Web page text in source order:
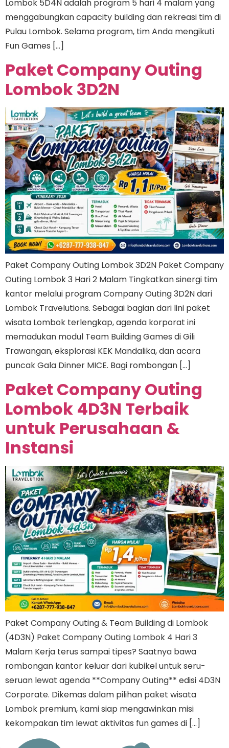
Lombok 5D4N adalah program 5 hari 4 malam yang
menggabungkan capacity building dan rekreasi tim di
Pulau Lombok. Selama program, tim Anda mengikuti
Fun Games […]
Paket Company Outing
Lombok 3D2N
Paket Company Outing Lombok 3D2N Paket Company
Outing Lombok 3 Hari 2 Malam Tingkatkan sinergi tim
kantor melalui program Company Outing 3D2N dari
Lombok Travelutions. Sebagai bagian dari lini paket
wisata Lombok terlengkap, agenda korporat ini
memadukan modul Team Building Games di Gili
Trawangan, eksplorasi KEK Mandalika, dan acara
puncak Gala Dinner MICE. Bagi rombongan […]
Paket Company Outing
Lombok 4D3N Terbaik
untuk Perusahaan &
Instansi
Paket Company Outing & Team Building di Lombok
(4D3N) Paket Company Outing Lombok 4 Hari 3
Malam Kerja terus sampai tipes? Saatnya bawa
rombongan kantor keluar dari kubikel untuk seru-
seruan lewat agenda **Company Outing** edisi 4D3N
Corporate. Dikemas dalam pilihan paket wisata
Lombok premium, kami siap mengawinkan misi
kekompakan tim lewat aktivitas fun games di […]